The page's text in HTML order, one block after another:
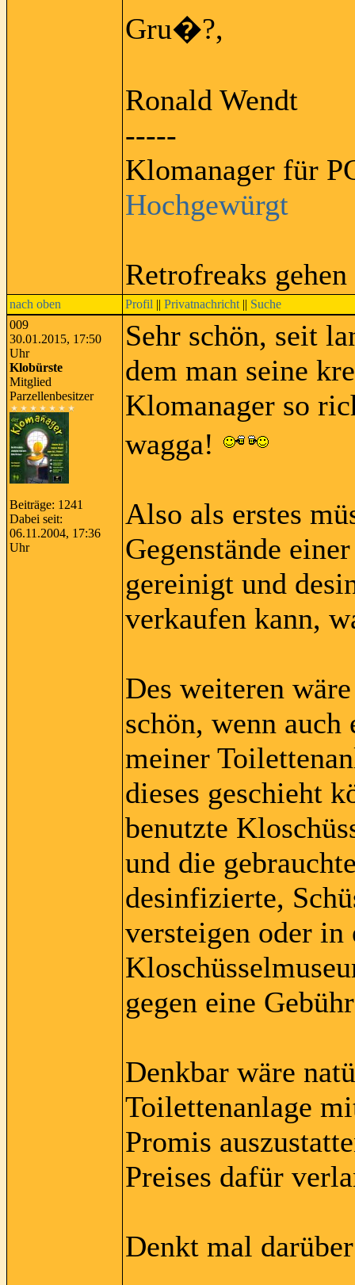
Gru�?,
Ronald Wendt
-----
Klomanager für
Hochgewürgt
Retrofreaks
nach oben Profil || Privatnachricht || Suche
009
30.01.2015, 17:50
Uhr
Klobürste
Mitglied
Parzellenbesitzer
Beiträge: 1241
Dabei seit:
06.11.2004, 17:36
Uhr
Sehr schön, seit
dem man seine
Klomanager so
wagga!
Also als erstes
Gegenstände
gereinigt und
verkaufen kann,
Des weiteren
schön, wenn
meiner
dieses geschieht
benutzte
und die
desinfizierte,
versteigen oder in
gegen eine
Denkbar wäre
Toilettenanlage
Promis
Preises dafür
Denkt mal